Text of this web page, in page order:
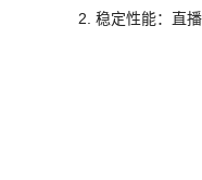
2. 稳定性能：直